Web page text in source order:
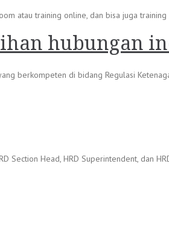
atau training online, dan bisa juga
hubungan
berkompeten di bidang Regulasi
Section Head, HRD Superintendent, dan